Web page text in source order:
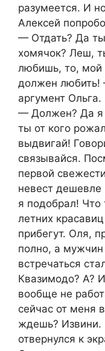
разумеется. И
Алексей
— Отдать? Да
хомячок? Леш,
любишь, то, мой
должен любить!
аргумент Ольга.
— Должен? Да я
ты от кого
выдвигай!
связывайся.
первой
невест дешевле
я подобрал!
летних
прибегут. Оля,
полно, а
встречаться
Квазимодо? А?
вообще не
сейчас от меня
ждешь?
отвернулся к